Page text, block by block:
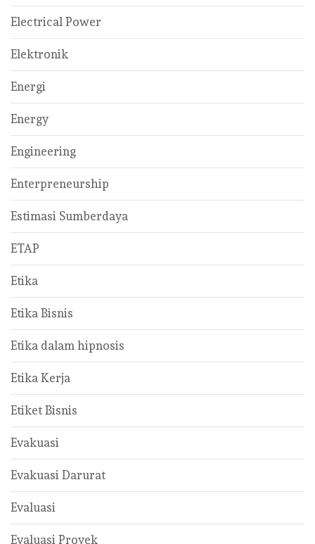
Electrical Power
Elektronik
Energi
Energy
Engineering
Enterpreneurship
Estimasi Sumberdaya
ETAP
Etika
Etika Bisnis
Etika dalam hipnosis
Etika Kerja
Etiket Bisnis
Evakuasi
Evakuasi Darurat
Evaluasi
Evaluasi Proyek